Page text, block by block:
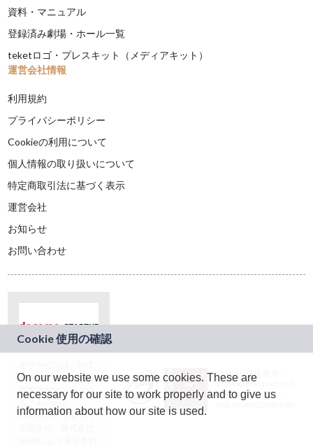
資料・マニュアル
登録済み劇場・ホール一覧
teketロゴ・プレスキット（メディアキット）
運営会社情報
利用規約
プライバシーポリシー
Cookieの利用について
個人情報の取り扱いについて
特定商取引法に基づく表示
運営会社
お知らせ
お問い合わせ
ドコモグループの新
規事業創出プログラ
ム「docomo
STARTUP」を通じて
JASRAC許諾番号：
9024936001Y45037
JASRAC許諾番号：
On our website we use some cookies. These are
necessary for our site to work properly and to give us
information about how our site is used.